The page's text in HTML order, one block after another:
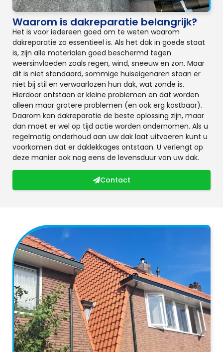
Waarom is dakreparatie belangrijk?
Het is voor iedereen goed om te weten waarom
dakreparatie zo essentieel is. Als het dak in goede staat
is, zijn alle materialen goed beschermd tegen
weersinvloeden zoals regen, wind, sneeuw en zon. Maar
dit is niet standaard, sommige huiseigenaren staan er
niet bij stil en verwaarlozen hun dak, wat zonde is.
Hierdoor ontstaan er kleine problemen en dat worden
alleen maar grotere problemen (en ook erg kostbaar).
Daarom kan dakreparatie de beste oplossing zijn, maar
dan moet er wel op tijd actie worden ondernomen. Als u
regelmatig onderhoud aan uw dak laat uitvoeren kunt u
voorkomen dat er daklekkages ontstaan. U verlengt op
deze manier ook nog eens de levensduur van uw dak.
Contact